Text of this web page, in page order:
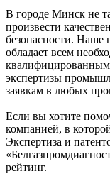
В городе Минск не
произвести
безопасности. Наше
обладает всем
экспертизы
заявкам в любых
Если вы хотите
компанией, в
Экспертиза и
рейтинг.